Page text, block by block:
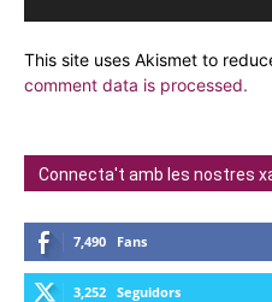
This site uses Akismet to
comment data is processed.
Connecta't amb les nostres
7,490 Fans
3,252 Seguidors